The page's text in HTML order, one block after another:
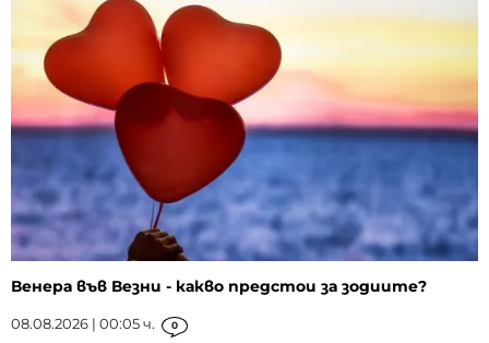
Венера във Везни - какво предстои за зодиите?
08.08.2026 | 00:05 ч. 0